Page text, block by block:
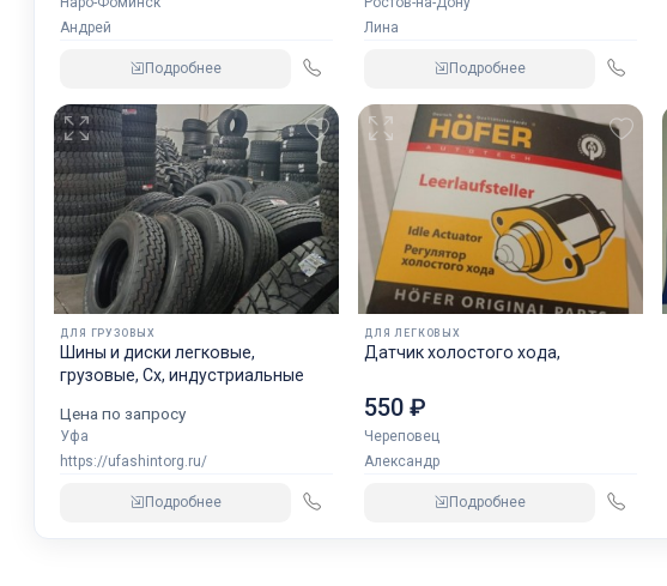
Андрей
Подробнее
Лина
Подробнее
ДЛЯ ГРУЗОВЫХ
Шины и диски легковые,
грузовые, Сх, индустриальные
Цена по запросу
Уфа
https://ufashintorg.ru/
Подробнее
ДЛЯ ЛЕГКОВЫХ
Датчик холостого хода,
550 ₽
Череповец
Александр
Подробнее